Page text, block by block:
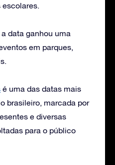
data ganhou uma
em parques,
é uma das datas mais
brasileiro, marcada por
e diversas
para o público